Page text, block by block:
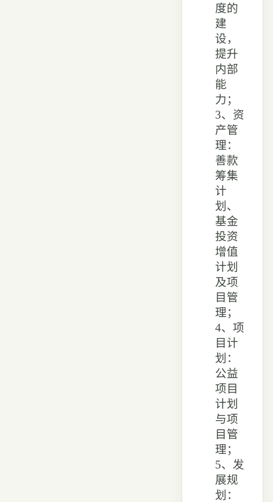
度的
建
设，
提升
内部
能
力；
3、资
产管
理：
善款
筹集
计
划、
基金
投资
增值
计划
及项
目管
理；
4、项
目计
划：
公益
项目
计划
与项
目管
理；
5、发
展规
划：